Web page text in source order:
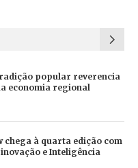
popular reverencia
economia regional
chega à quarta edição com
e Inteligência